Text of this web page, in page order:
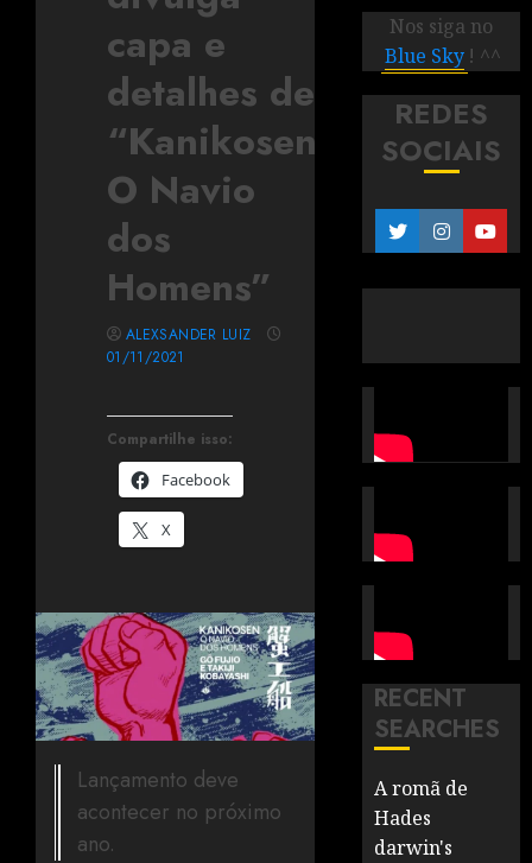
capa e
detalhes de
“Kanikosen:
O Navio
dos
Homens”
Compartilhe isso:
Facebook
X
ALEXSANDER LUIZ
01/11/2021
Lançamento deve
acontecer no próximo
ano.
Nos siga no
Blue Sky ! ^^
REDES
SOCIAIS
RECENT
SEARCHES
A romã de
Hades
darwin's